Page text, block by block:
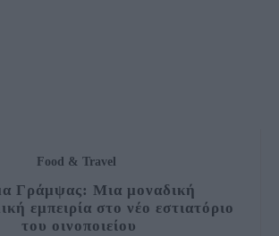
Food & Travel
Γράμψας: Μια μοναδική
εμπειρία στο νέο εστιατόριο
του οινοποιείου